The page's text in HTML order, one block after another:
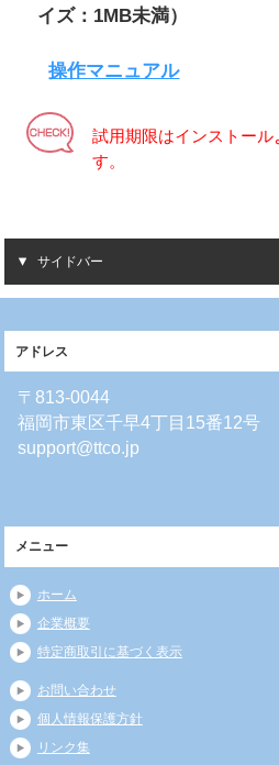
イズ：1MB未満）
操作マニュアル
試用期限はインストール
す。
サイドバー
アドレス
〒813-0044
福岡市東区千早4丁目15番12号
support@ttco.jp
メニュー
ホーム
企業概要
特定商取引に基づく表示
お問い合わせ
個人情報保護方針
リンク集